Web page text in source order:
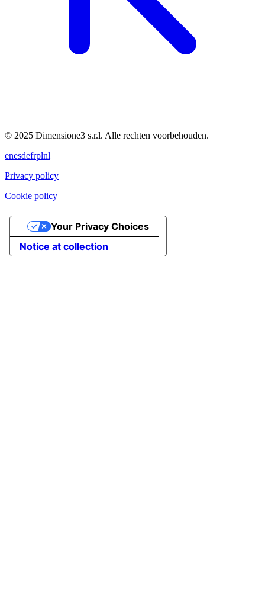
© 2025 Dimensione3 s.r.l. Alle rechten voorbehouden.
enesdefrplnl
Privacy policy
Cookie policy
Notice at collection
Your Privacy Choices